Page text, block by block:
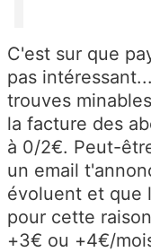
C'est sur que
pas
trouves
la facture des
à 0/2€. Peut-
un email
évoluent et que
pour cette
+3€ ou +4€/